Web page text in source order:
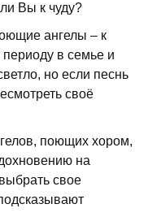
Вы к чуду?
ангелы – к
в семье и
но если песнь
своё
поющих хором,
на
свое